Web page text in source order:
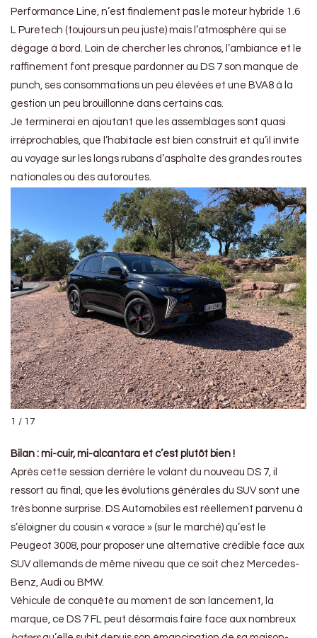
Performance Line, n’est finalement pas le moteur hybride 1.6
L Puretech (toujours un peu juste) mais l’atmosphère qui se
dégage à bord. Loin de chercher les chronos, l’ambiance et le
raffinement font presque pardonner au DS 7 son manque de
punch, ses consommations un peu élevées et une BVA8 à la
gestion un peu brouillonne dans certains cas.
Je terminerai en ajoutant que les assemblages sont quasi
irréprochables, que l’habitacle est bien construit et qu’il invite
au voyage sur les longs rubans d’asphalte des grandes routes
nationales ou des autoroutes.
1 / 17
Bilan : mi-cuir, mi-alcantara et c’est plutôt bien !
Après cette session derrière le volant du nouveau DS 7, il
ressort au final, que les évolutions générales du SUV sont une
très bonne surprise. DS Automobiles est réellement parvenu à
s’éloigner du cousin « vorace » (sur le marché) qu’est le
Peugeot 3008, pour proposer une alternative crédible face aux
SUV allemands de même niveau que ce soit chez Mercedes-
Benz, Audi ou BMW.
Véhicule de conquête au moment de son lancement, la
marque, ce DS 7 FL peut désormais faire face aux nombreux